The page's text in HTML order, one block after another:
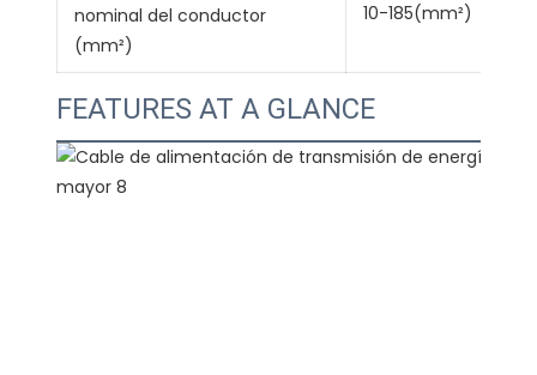
nominal del conductor
(mm²)
10-185(mm²)
FEATURES AT A GLANCE